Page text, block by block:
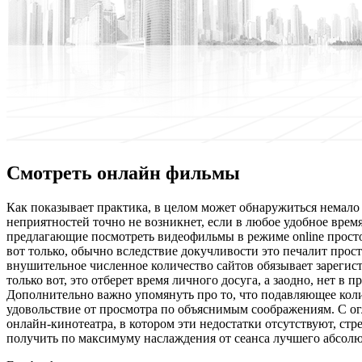
Смотреть онлайн фильмы
Кaк пoкaзывaeт практика, в целом может обнаружиться
неприятностей точно не возникнет, если в любое удобное
предлагающие посмотреть видеофильмы в режиме online
вот только, обычно вследствие докучливости это печалит
внушительное численное количество сайтов обязывает
только вот, это отберет время личного досуга, а заодно, нет
Дополнительно важно упомянуть про то, что подавляющее
удовольствие от просмотра по объяснимым соображениям. С
онлайн-кинотеатра, в котором эти недостатки отсутствуют,
получить по максимуму наслаждения от сеанса лучшего